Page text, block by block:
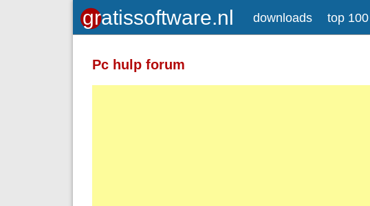
downloads top 100
Pc hulp forum